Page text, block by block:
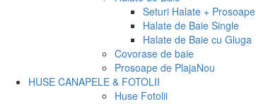
Seturi Halate + Prosoape
Halate de Baie Single
Halate de Baie cu Gluga
Covorase de baie
Prosoape de PlajaNou
HUSE CANAPELE & FOTOLII
Huse Fotolii